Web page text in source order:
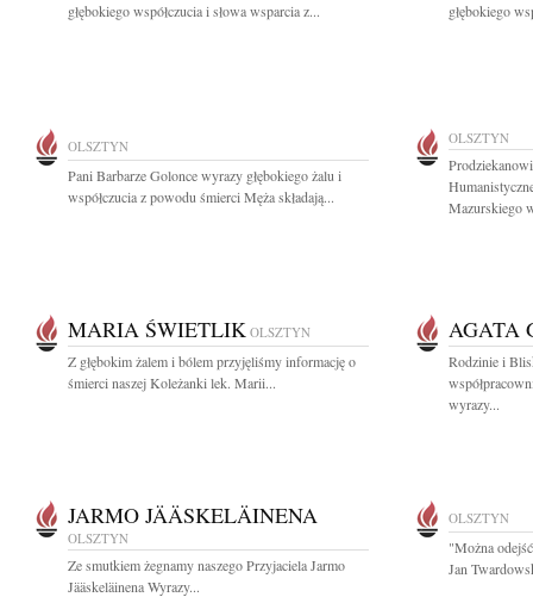
głębokiego współczucia i słowa wsparcia z...
głębokiego
OLSZTYN
Pani Barbarze Golonce wyrazy głębokiego żalu i
współczucia z powodu śmierci Męża składają...
OLSZTYN
Prodziekanowi
Mazurskiego
MARIA ŚWIETLIK OLSZTYN
Z głębokim żalem i bólem przyjęliśmy informację o
śmierci naszej Koleżanki lek. Marii...
AGATA
Rodzinie i
wyrazy...
JARMO JÄÄSKELÄINENA
OLSZTYN
Ze smutkiem żegnamy naszego Przyjaciela Jarmo
Jääskeläinena Wyrazy...
OLSZTYN
"Można
Jan